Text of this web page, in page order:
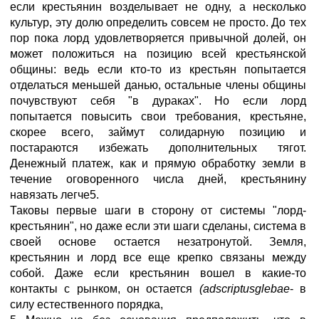
если крестьянин возделывает не одну, а несколько
культур, эту долю определить совсем не просто. До тех
пор пока лорд удовлетворяется привычной долей, он
может положиться на позицию всей крестьянской
общины: ведь если кто-то из крестьян попытается
отделаться меньшей данью, остальные члены общины
почувствуют себя "в дураках". Но если лорд
попытается повысить свои требования, крестьяне,
скорее всего, займут солидарную позицию и
постараются избежать дополнительных тягот.
Денежный платеж, как и прямую обработку земли в
течение оговоренного числа дней, крестьянину
навязать легче5.
Таковы первые шаги в сторону от системы "лорд-
крестьянин", но даже если эти шаги сделаны, система в
своей основе остается незатронутой. Земля,
крестьянин и лорд все еще крепко связаны между
собой. Даже если крестьянин вошел в какие-то
контакты с рынком, он остается (adscriptusglebae- в
силу естественного порядка,